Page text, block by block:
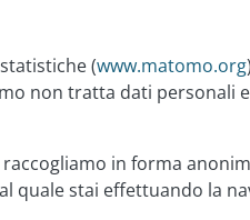
(www.matomo.org
non tratta dati personali
in forma
quale stai effettuando la